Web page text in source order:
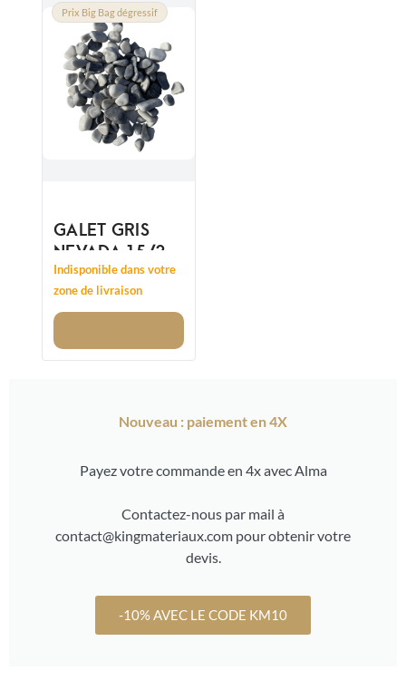
Prix Big Bag dégressif
GALET GRIS
NEVADA 15/25
- REMPLACE
12/20MM
Indisponible dans votre
zone de livraison
Nouveau : paiement en 4X
Payez votre commande en 4x avec Alma
Contactez-nous par mail à
contact@kingmateriaux.com pour obtenir votre
devis.
-10% AVEC LE CODE KM10